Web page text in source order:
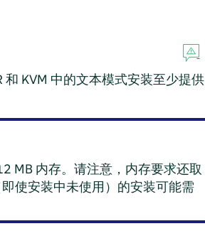
KVM 中的文本模式安装至少提供
MB 内存。请注意，内存要求还取
使安装中未使用）的安装可能需